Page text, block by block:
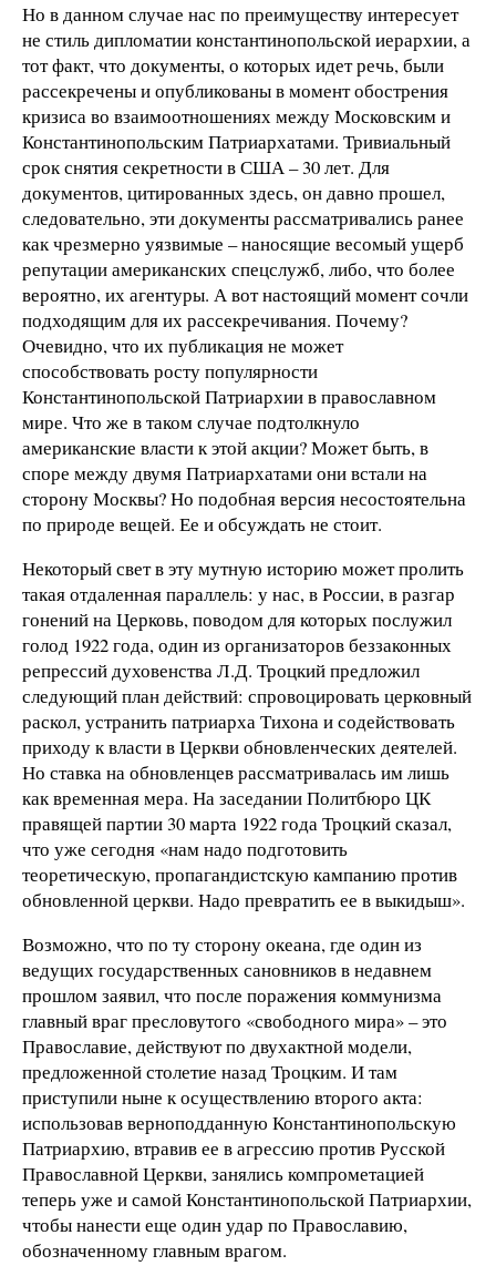
Но в данном случае нас по преимуществу интересует
не стиль дипломатии константинопольской иерархии, а
тот факт, что документы, о которых идет речь, были
рассекречены и опубликованы в момент обострения
кризиса во взаимоотношениях между Московским и
Константинопольским Патриархатами. Тривиальный
срок снятия секретности в США – 30 лет. Для
документов, цитированных здесь, он давно прошел,
следовательно, эти документы рассматривались ранее
как чрезмерно уязвимые – наносящие весомый ущерб
репутации американских спецслужб, либо, что более
вероятно, их агентуры. А вот настоящий момент сочли
подходящим для их рассекречивания. Почему?
Очевидно, что их публикация не может
способствовать росту популярности
Константинопольской Патриархии в православном
мире. Что же в таком случае подтолкнуло
американские власти к этой акции? Может быть, в
споре между двумя Патриархатами они встали на
сторону Москвы? Но подобная версия несостоятельна
по природе вещей. Ее и обсуждать не стоит.
Некоторый свет в эту мутную историю может пролить
такая отдаленная параллель: у нас, в России, в разгар
гонений на Церковь, поводом для которых послужил
голод 1922 года, один из организаторов беззаконных
репрессий духовенства Л.Д. Троцкий предложил
следующий план действий: спровоцировать церковный
раскол, устранить патриарха Тихона и содействовать
приходу к власти в Церкви обновленческих деятелей.
Но ставка на обновленцев рассматривалась им лишь
как временная мера. На заседании Политбюро ЦК
правящей партии 30 марта 1922 года Троцкий сказал,
что уже сегодня «нам надо подготовить
теоретическую, пропагандистскую кампанию против
обновленной церкви. Надо превратить ее в выкидыш».
Возможно, что по ту сторону океана, где один из
ведущих государственных сановников в недавнем
прошлом заявил, что после поражения коммунизма
главный враг пресловутого «свободного мира» – это
Православие, действуют по двухактной модели,
предложенной столетие назад Троцким. И там
приступили ныне к осуществлению второго акта:
использовав верноподданную Константинопольскую
Патриархию, втравив ее в агрессию против Русской
Православной Церкви, занялись компрометацией
теперь уже и самой Константинопольской Патриархии,
чтобы нанести еще один удар по Православию,
обозначенному главным врагом.